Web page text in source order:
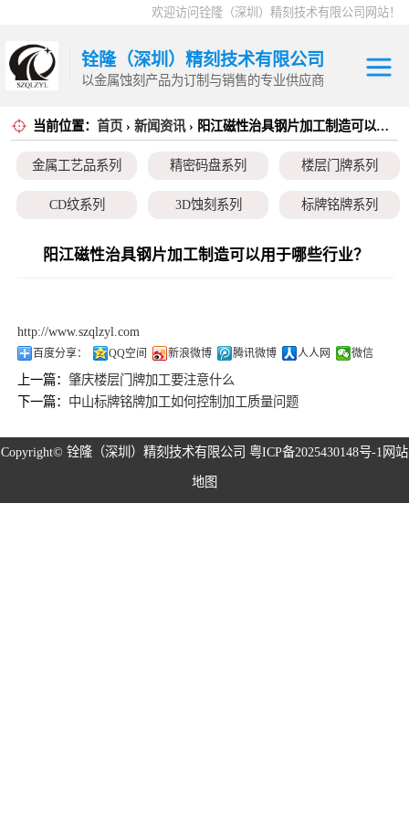
欢迎访问铨隆（深圳）精刻技术有限公司网站！
铨隆（深圳）精刻技术有限公司
以金属蚀刻产品为订制与销售的专业供应商
当前位置： 首页 › 新闻资讯› 阳江磁性治具钢片加工制造可以用于哪些行业？
金属工艺品系列 精密码盘系列 楼层门牌系列
CD纹系列 3D蚀刻系列 标牌铭牌系列
超薄垫片系列 磁性治具钢片系列 弹片系列
阳江磁性治具钢片加工制造可以用于哪些行业？
http://www.szqlzyl.com
百度分享： QQ空间 新浪微博 腾讯微博 人人网 微信
上一篇：肇庆楼层门牌加工要注意什么
下一篇： 中山标牌铭牌加工如何控制加工质量问题
Copyright© 铨隆（深圳）精刻技术有限公司 粤ICP备2025430148号-1 网站
地图
金属工艺品系列
精密码盘系列
CD纹系列
标牌铭牌系列
超薄垫片系列
磁性治具钢片系